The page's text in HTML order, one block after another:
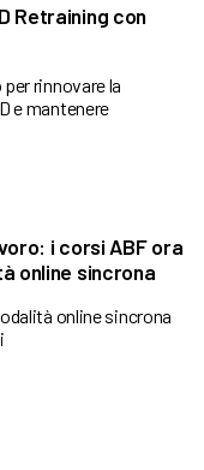
Retraining con
rinnovare la
e mantenere
i corsi ABF ora
online sincrona
online sincrona